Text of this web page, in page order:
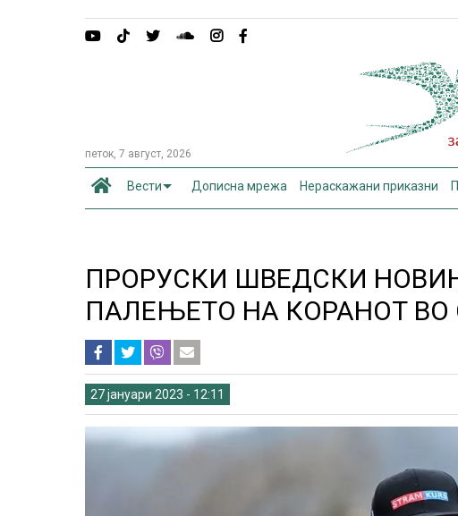
петок, 7 август, 2026
Вести Дописна мрежа Нераскажани приказни
ПРОРУСКИ ШВЕДСКИ
ПАЛЕЊЕТО НА КОРАНОТ
27 јануари 2023 - 12:11